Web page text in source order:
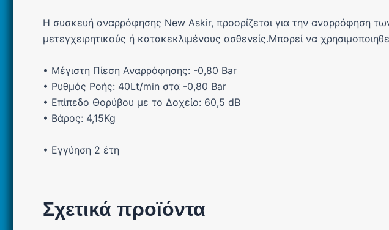
Η συσκευή αναρρόφησης New Askir, προορίζεται για την αναρρόφηση
μετεγχειρητικούς ή κατακεκλιμένους ασθενείς.Μπορεί να
• Μέγιστη Πίεση Αναρρόφησης: -0,80 Bar
• Ρυθμός Ροής: 40Lt/min στα -0,80 Bar
• Επίπεδο Θορύβου με το Δοχείο: 60,5 dB
• Βάρος: 4,15Kg
• Εγγύηση 2 έτη
Σχετικά προϊόντα